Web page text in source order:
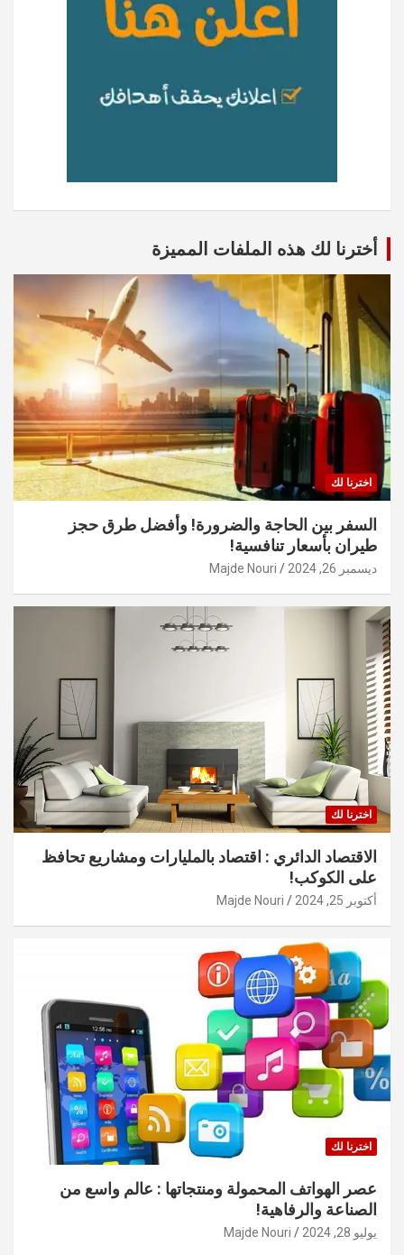
أخترنا لك هذه الملفات المميزة
اخترنا لك
السفر بين الحاجة والضرورة! وأفضل طرق حجز
طيران بأسعار تنافسية!
ديسمبر 26, 2024 Majde Nouri
اخترنا لك
الاقتصاد الدائري : اقتصاد بالمليارات ومشاريع تحافظ
على الكوكب!
أكتوبر 25, 2024 Majde Nouri
اخترنا لك
عصر الهواتف المحمولة ومنتجاتها : عالم واسع من
الصناعة والرفاهية!
يوليو 28, 2024 Majde Nouri